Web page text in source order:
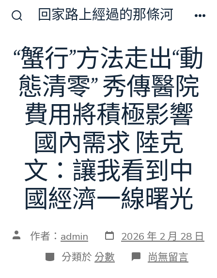
切
換
開
關
回家路上經過的那條河
“蟹行”方法走出“動
態清零” 秀傳醫院
費用將積極影響
國內需求 陸克
文：讓我看到中
國經濟一線曙光
文 作者： admin 發
表
日
期
2026 年 2 月 28 日
分
類
分類於 分數 在
〈“蟹
尚無留言